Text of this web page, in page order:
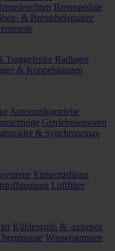
Bremspedale
& Bremsbelagsätze
Traggelenke Radlager
& Koppelstangen
Automatikgetriebe
Getriebesensoren
& Synchronringe
Einspritzdüsen
Luftfilter
Kühlergrills & -zubehör
Wasserpumpen